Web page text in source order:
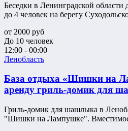
Беседки в Ленинградской
до 4 человек на берегу
от 2000 руб
До 10 человек
12:00 - 00:00
Ленобласть
База отдыха «Шишки на
аренду гриль-домик для
Гриль-домик для шашлыка в
"Шишки на Лампушке".